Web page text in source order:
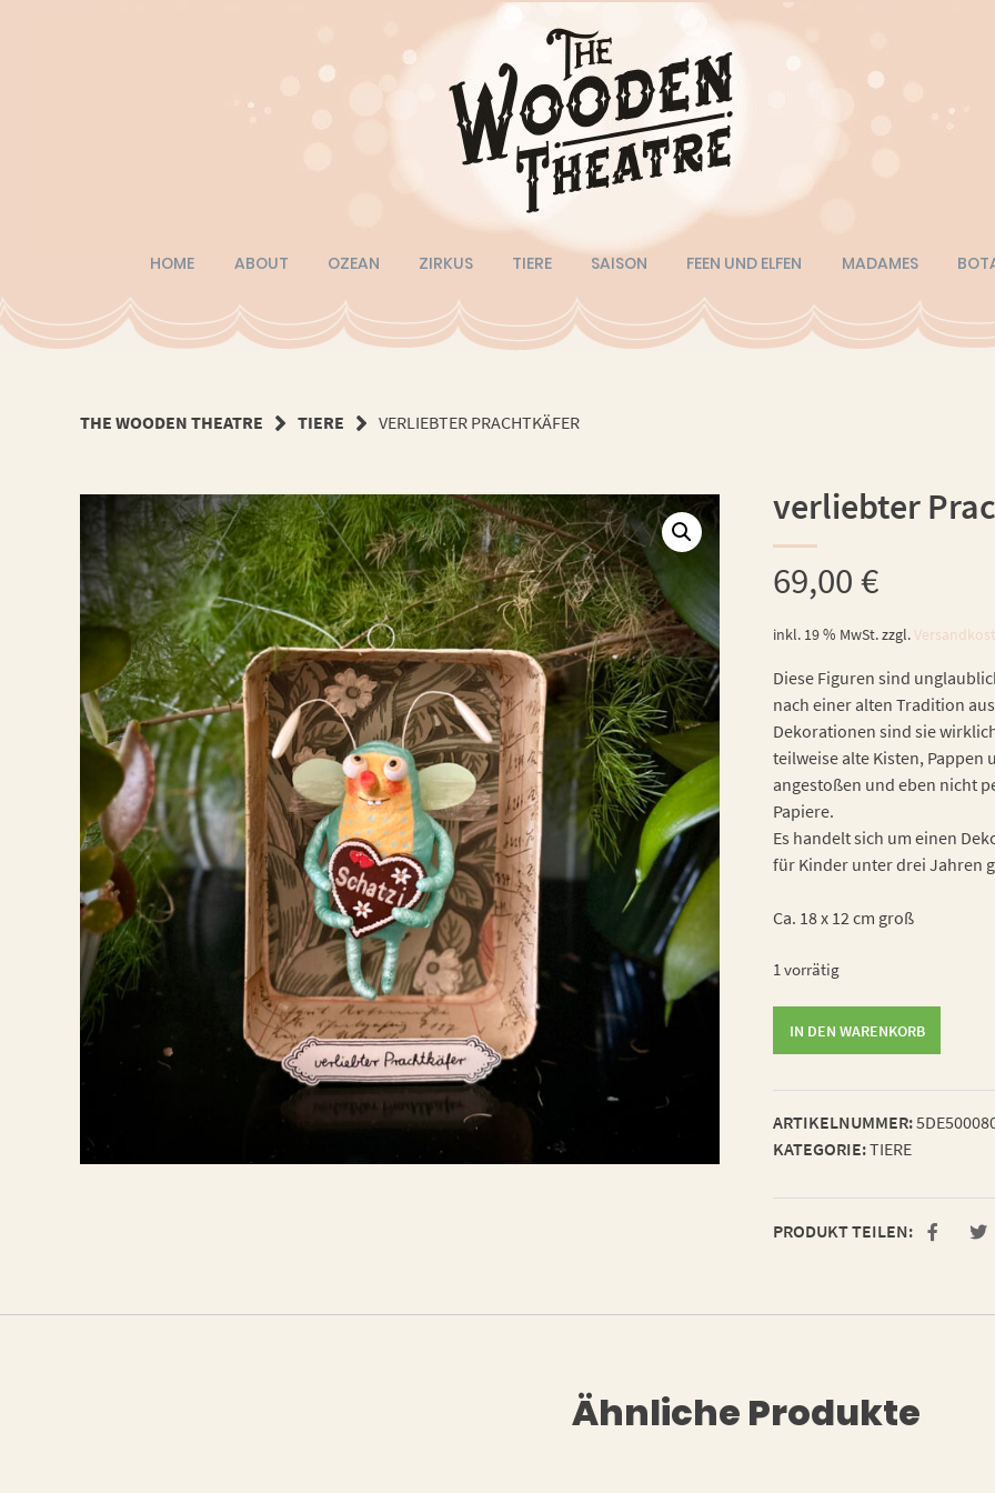
HOME ABOUT OZEAN ZIRKUS TIERE SAISON FEEN UND ELFEN MADAMES
THE WOODEN THEATRE TIERE VERLIEBTER PRACHTKÄFER
verliebter
69,00€
inkl. 19 % MwSt.zzgl.
Diese Figuren sind
nach einer alten Tradition
Dekorationen sind sie
teilweise alte Kisten, Pappen
angestoßen und eben nicht
Papiere.
Es handelt sich um einen
für Kinder unter drei Jahren
Ca. 18 x 12 cm groß
1 vorrätig
IN DEN WARENKORB
ARTIKELNUMMER:
KATEGORIE:TIERE
PRODUKT TEILEN:
Ähnliche Produkte